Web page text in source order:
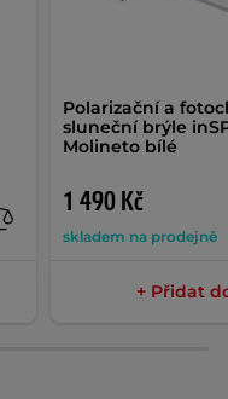
Polarizační a
sluneční brýle
Molineto bílé
1 490 Kč
skladem na prodejně
+ Přidat